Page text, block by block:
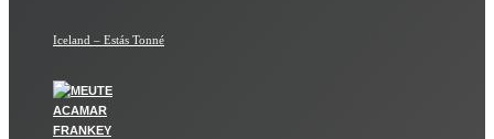
Iceland – Estás Tonné